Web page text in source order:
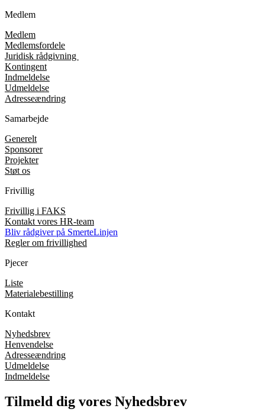
Medlem
Medlem
Medlemsfordele
Juridisk rådgivning
Kontingent
Indmeldelse
Udmeldelse
Adresseændring
Samarbejde
Generelt
Sponsorer
Projekter
Støt os
Frivillig
Frivillig i FAKS
Kontakt vores HR-team
Bliv rådgiver på SmerteLinjen
Regler om frivillighed
Pjecer
Liste
Materialebestilling
Kontakt
Nyhedsbrev
Henvendelse
Adresseændring
Udmeldelse
Indmeldelse
Tilmeld dig vores Nyhedsbrev